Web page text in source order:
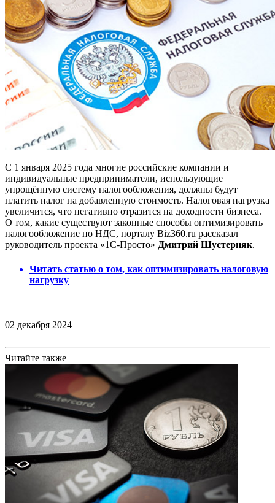
С 1 января 2025 года многие российские компании и
индивидуальные предприниматели, использующие
упрощённую систему налогообложения, должны будут
платить налог на добавленную стоимость. Налоговая нагрузка
увеличится, что негативно отразится на доходности бизнеса.
О том, какие существуют законные способы оптимизировать
налогообложение по НДС, порталу Biz360.ru рассказал
руководитель проекта «1С-Просто» Дмитрий Шустерняк.
Читать статью о том, как оптимизировать налоговую
нагрузку
02 декабря 2024
Читайте также